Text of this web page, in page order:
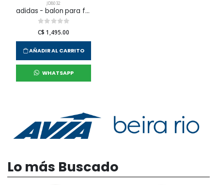
JD8032
adidas - balon para fútbol wc trn para hombre
C$ 1,495.00
AÑADIR AL CARRITO
WHATSAPP
Lo más Buscado